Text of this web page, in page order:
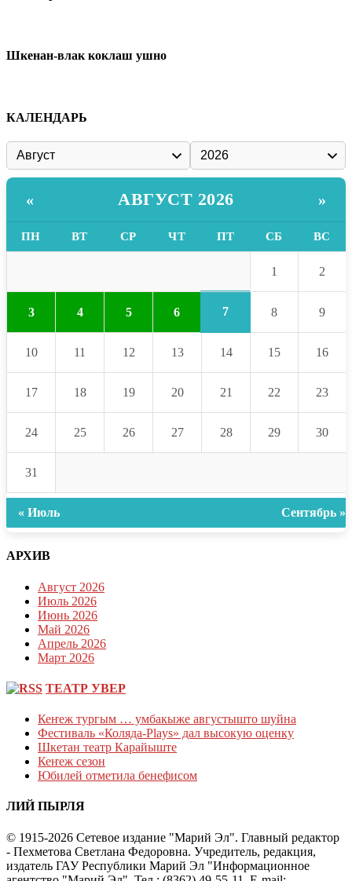
Шкенан-влак коклаш ушно
КАЛЕНДАРЬ
« АВГУСТ 2026 »
ПН ВТ СР ЧТ ПТ СБ ВС
1 2
3 4 5 6 7 8 9
10 11 12 13 14 15 16
17 18 19 20 21 22 23
24 25 26 27 28 29 30
31
« Июль Сентябрь »
АРХИВ
Август 2026
Июль 2026
Июнь 2026
Май 2026
Апрель 2026
Март 2026
ТЕАТР УВЕР
Кеҥеж тургым … умбакыже августышто шуйна
Фестиваль «Коляда-Plays» дал высокую оценку
Шкетан театр Карайыште
Кеҥеж сезон
Юбилей отметила бенефисом
ЛИЙ ПЫРЛЯ
© 1915-2026 Сетевое издание "Марий Эл". Главный редактор
- Пехметова Светлана Федоровна. Учредитель, редакция,
издатель ГАУ Республики Марий Эл "Информационное